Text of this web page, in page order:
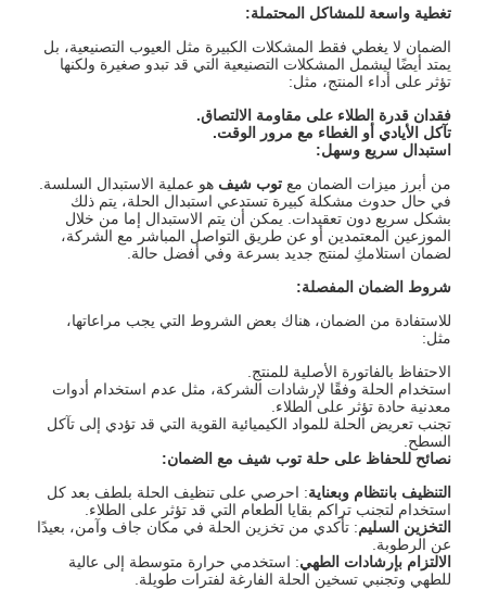
تغطية واسعة للمشاكل المحتملة:
الضمان لا يغطي فقط المشكلات الكبيرة مثل العيوب التصنيعية، بل
يمتد أيضًا ليشمل المشكلات التصنيعية التي قد تبدو صغيرة ولكنها
تؤثر على أداء المنتج، مثل:
فقدان قدرة الطلاء على مقاومة الالتصاق.
تآكل الأيادي أو الغطاء مع مرور الوقت.
استبدال سريع وسهل:
من أبرز ميزات الضمان معتوب شيف هو عملية الاستبدال السلسة.
في حال حدوث مشكلة كبيرة تستدعي استبدال الحلة، يتم ذلك
بشكل سريع دون تعقيدات. يمكن أن يتم الاستبدال إما من خلال
الموزعين المعتمدين أو عن طريق التواصل المباشر مع الشركة،
لضمان استلامكِ لمنتج جديد بسرعة وفي أفضل حالة.
شروط الضمان المفصلة:
للاستفادة من الضمان، هناك بعض الشروط التي يجب مراعاتها،
مثل:
الاحتفاظ بالفاتورة الأصلية للمنتج.
استخدام الحلة وفقًا لإرشادات الشركة، مثل عدم استخدام أدوات
معدنية حادة تؤثر على الطلاء.
تجنب تعريض الحلة للمواد الكيميائية القوية التي قد تؤدي إلى تآكل
السطح.
نصائح للحفاظ على حلة توب شيف مع الضمان:
التنظيف بانتظام وبعناية: احرصي على تنظيف الحلة بلطف بعد كل
استخدام لتجنب تراكم بقايا الطعام التي قد تؤثر على الطلاء.
التخزين السليم: تأكدي من تخزين الحلة في مكان جاف وآمن، بعيدًا
عن الرطوبة.
الالتزام بإرشادات الطهي: استخدمي حرارة متوسطة إلى عالية
للطهي وتجنبي تسخين الحلة الفارغة لفترات طويلة.